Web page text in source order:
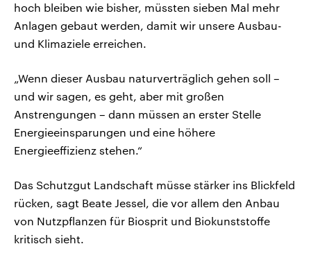
hoch bleiben wie bisher, müssten sieben Mal mehr
Anlagen gebaut werden, damit wir unsere Ausbau-
und Klimaziele erreichen.
„Wenn dieser Ausbau naturverträglich gehen soll –
und wir sagen, es geht, aber mit großen
Anstrengungen – dann müssen an erster Stelle
Energieeinsparungen und eine höhere
Energieeffizienz stehen.“
Das Schutzgut Landschaft müsse stärker ins Blickfeld
rücken, sagt Beate Jessel, die vor allem den Anbau
von Nutzpflanzen für Biosprit und Biokunststoffe
kritisch sieht.